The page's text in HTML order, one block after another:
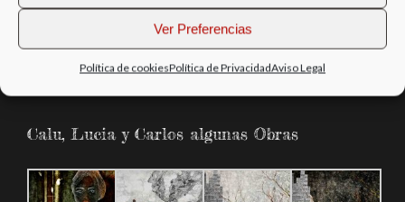
Ver Preferencias
Política de cookiesPolítica de PrivacidadAviso Legal
Calu, Lucia y Carlos algunas Obras